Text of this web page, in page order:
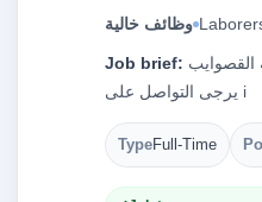
وظائف خالية
Job brief:
TypeFull-Time